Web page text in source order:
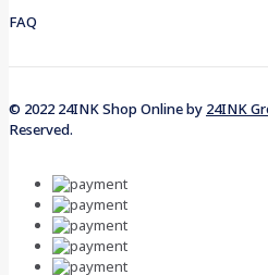
FAQ
© 2022 24INK Shop Online by24INK
Reserved.